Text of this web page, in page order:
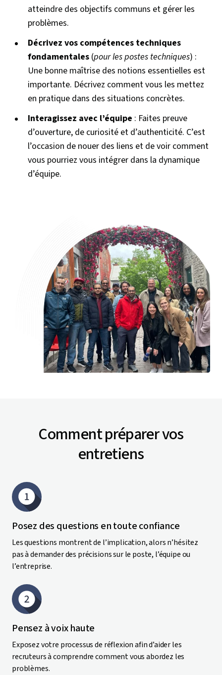
atteindre des objectifs communs et gérer les
problèmes.
Décrivez vos compétences techniques
fondamentales (pour les postes techniques) :
Une bonne maîtrise des notions essentielles est
importante. Décrivez comment vous les mettez
en pratique dans des situations concrètes.
Interagissez avec l’équipe : Faites preuve
d’ouverture, de curiosité et d’authenticité. C’est
l’occasion de nouer des liens et de voir comment
vous pourriez vous intégrer dans la dynamique
d’équipe.
Comment préparer vos
entretiens
Posez des questions en toute confiance
Les questions montrent de l’implication, alors n’hésitez
pas à demander des précisions sur le poste, l’équipe ou
l’entreprise.
Pensez à voix haute
Exposez votre processus de réflexion afin d’aider les
recruteurs à comprendre comment vous abordez les
problèmes.